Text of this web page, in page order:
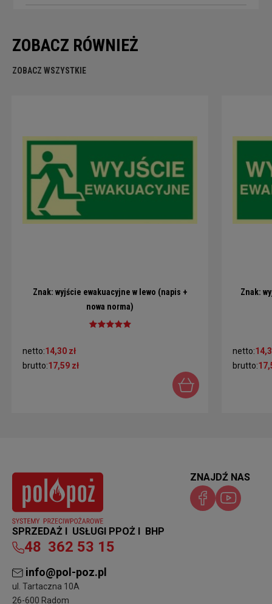
ZOBACZ RÓWNIEŻ
ZOBACZ WSZYSTKIE
Znak: wyjście ewakuacyjne w lewo (napis +
nowa norma)
netto:14,30 zł
brutto:17,59 zł
Znak:
netto:
brutto:
SPRZEDAŻ I USŁUGI PPOŻ I BHP
48 362 53 15
info@pol-poz.pl
ul. Tartaczna 10A
26-600 Radom
ZNAJDŹ NAS